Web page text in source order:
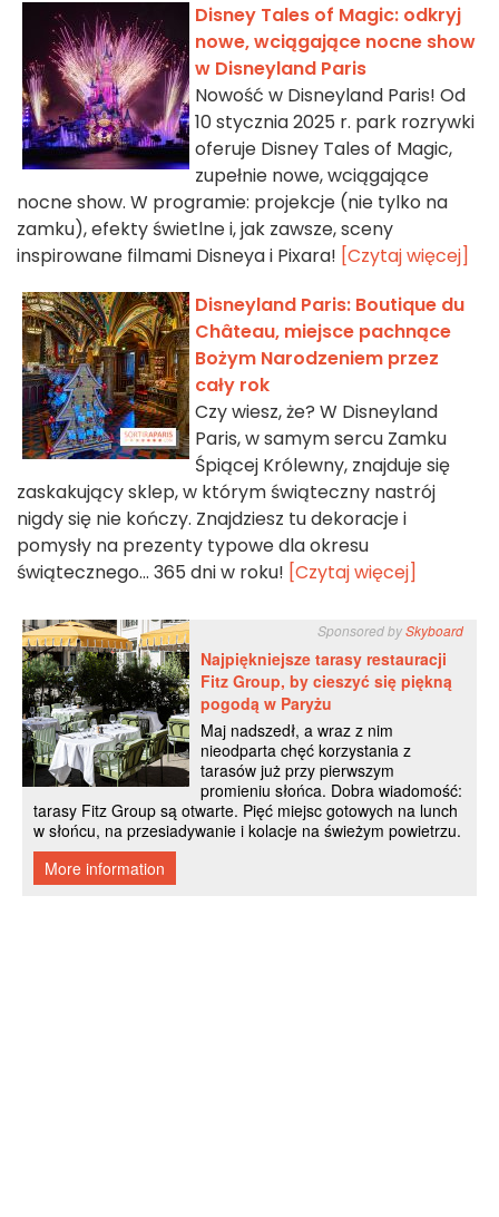
Disney Tales of Magic: odkryj
nowe, wciągające nocne show
w Disneyland Paris
Nowość w Disneyland Paris! Od
10 stycznia 2025 r. park rozrywki
oferuje Disney Tales of Magic,
zupełnie nowe, wciągające
nocne show. W programie: projekcje (nie tylko na
zamku), efekty świetlne i, jak zawsze, sceny
inspirowane filmami Disneya i Pixara! [Czytaj więcej]
Disneyland Paris: Boutique du
Château, miejsce pachnące
Bożym Narodzeniem przez
cały rok
Czy wiesz, że? W Disneyland
Paris, w samym sercu Zamku
Śpiącej Królewny, znajduje się
zaskakujący sklep, w którym świąteczny nastrój
nigdy się nie kończy. Znajdziesz tu dekoracje i
pomysły na prezenty typowe dla okresu
świątecznego... 365 dni w roku! [Czytaj więcej]